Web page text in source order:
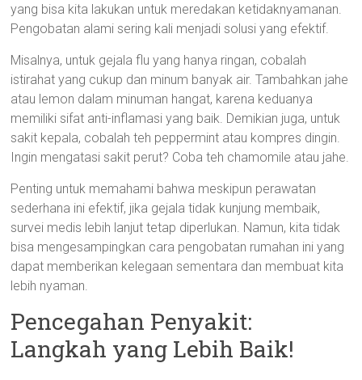
yang bisa kita lakukan untuk meredakan ketidaknyamanan.
Pengobatan alami sering kali menjadi solusi yang efektif.
Misalnya, untuk gejala flu yang hanya ringan, cobalah
istirahat yang cukup dan minum banyak air. Tambahkan jahe
atau lemon dalam minuman hangat, karena keduanya
memiliki sifat anti-inflamasi yang baik. Demikian juga, untuk
sakit kepala, cobalah teh peppermint atau kompres dingin.
Ingin mengatasi sakit perut? Coba teh chamomile atau jahe.
Penting untuk memahami bahwa meskipun perawatan
sederhana ini efektif, jika gejala tidak kunjung membaik,
survei medis lebih lanjut tetap diperlukan. Namun, kita tidak
bisa mengesampingkan cara pengobatan rumahan ini yang
dapat memberikan kelegaan sementara dan membuat kita
lebih nyaman.
Pencegahan Penyakit:
Langkah yang Lebih Baik!